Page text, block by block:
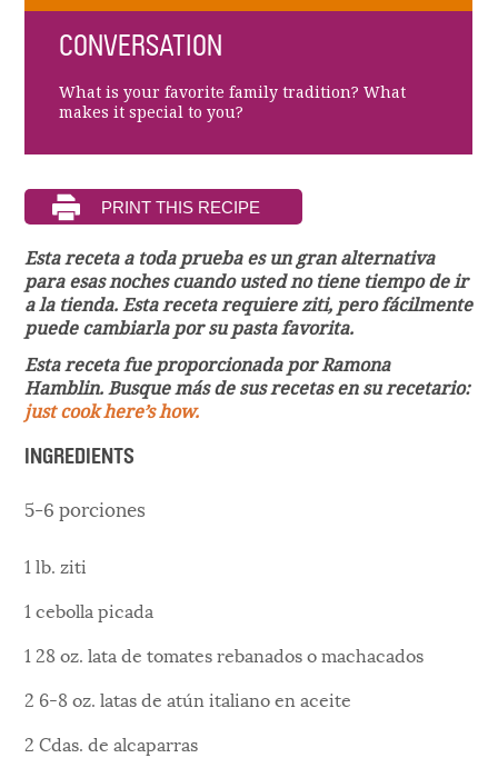
CONVERSATION
What is your favorite family tradition? What
makes it special to you?
Esta receta a toda prueba es un gran alternativa
para esas noches cuando usted no tiene tiempo de ir
a la tienda. Esta receta requiere ziti, pero fácilmente
puede cambiarla por su pasta favorita.
Esta receta fue proporcionada por Ramona
Hamblin. Busque más de sus recetas en su recetario:
just cook here’s how.
INGREDIENTS
5-6 porciones
1 lb. ziti
1 cebolla picada
1 28 oz. lata de tomates rebanados o machacados
2 6-8 oz. latas de atún italiano en aceite
2 Cdas. de alcaparras